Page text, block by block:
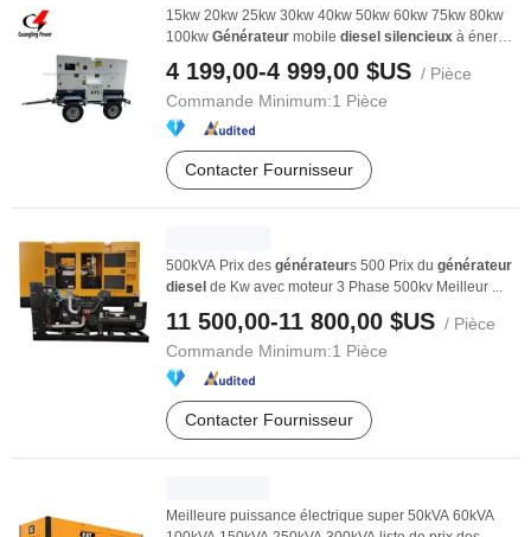
15kw 20kw 25kw 30kw 40kw 50kw 60kw 75kw 80kw
100kw Générateur mobile diesel silencieux à énergie
4 199,00-4 999,00 $US / Pièce
Commande Minimum:1 Pièce
Contacter Fournisseur
500kVA Prix des générateurs 500 Prix du générateur
diesel de Kw avec moteur 3 Phase 500kv Meilleur ...
11 500,00-11 800,00 $US / Pièce
Commande Minimum:1 Pièce
Contacter Fournisseur
Meilleure puissance électrique super 50kVA 60kVA